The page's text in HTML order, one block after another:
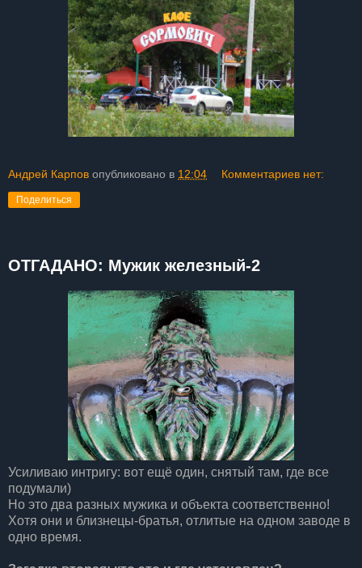
Андрей Карпов опубликовано в 12:04 Комментариев нет:
Поделиться
ОТГАДАНО: Мужик железный-2
Усиливаю интригу: вот ещё один, снятый там, где все
подумали)
Но это два разных мужика и объекта соответственно!
Хотя они и близнецы-братья, отлитые на одном заводе в
одно время.